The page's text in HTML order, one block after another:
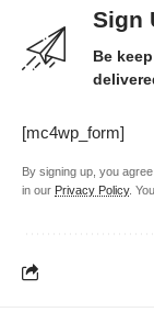
Sign
Be
[mc4wp_form]
By signing up, you
in our Privacy Policy.